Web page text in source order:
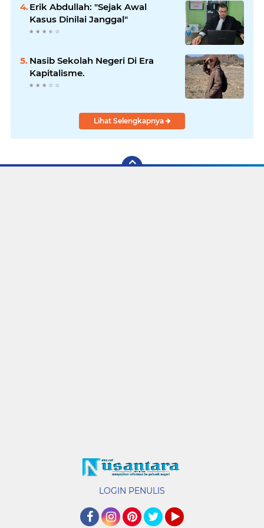
Erik Abdullah: "Sejak Awal
Kasus Dinilai Janggal"
Nasib Sekolah Negeri Di Era
Kapitalisme.
Lihat Selengkapnya
LOGIN PENULIS